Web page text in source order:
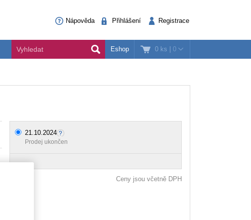
Nápověda Přihlášení Registrace
0 ks | 0
Eshop
21.10.2024
Prodej ukončen
Ceny jsou včetně DPH